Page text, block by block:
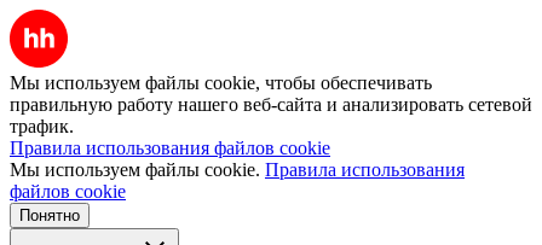
Мы используем файлы cookie, чтобы обеспечивать
правильную работу нашего веб-сайта и анализировать сетевой
трафик.
Правила использования файлов cookie
Мы используем файлы cookie. Правила использования
файлов cookie
Понятно